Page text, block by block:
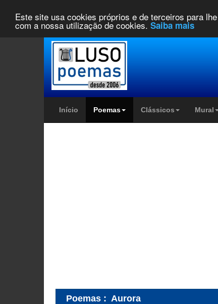
Este site usa cookies próprios e de terceiros para
com a nossa utilização de cookies. Saiba mais
Início Poemas Clássicos Mural
Poemas : Aurora